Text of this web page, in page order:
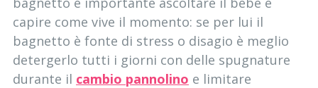
capire come vive il momento: se per lui il
bagnetto è fonte di stress o disagio è meglio
detergerlo tutti i giorni con delle spugnature
durante il cambio pannolino e limitare